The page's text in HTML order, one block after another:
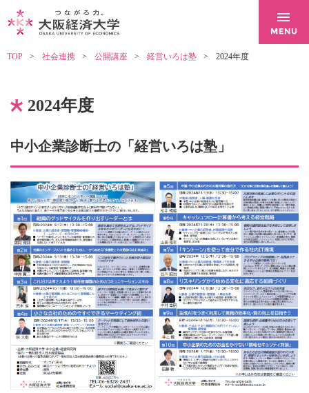
TOP 社会連携 公開講座 経営いろは塾 2024年度
2024年度
中小企業診断士の「経営いろは塾」